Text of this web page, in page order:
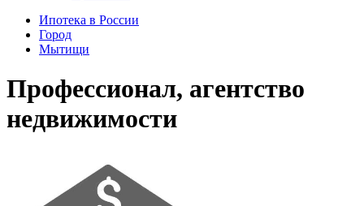
Ипотека в России
Город
Мытищи
Профессионал, агентство
недвижимости